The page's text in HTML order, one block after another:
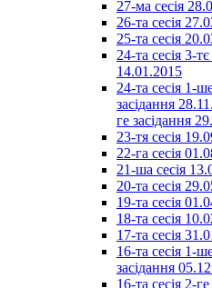
27-ма сесія
26-та сесія
25-та сесія
24-та сесія 3-
14.01.2015
24-та сесія 1-
засідання
ге засідання
23-тя сесія
22-га сесія
21-ша сесія
20-та сесія
19-та сесія
18-та сесія
17-та сесія
16-та сесія 1-
засідання
16-та сесія 2-